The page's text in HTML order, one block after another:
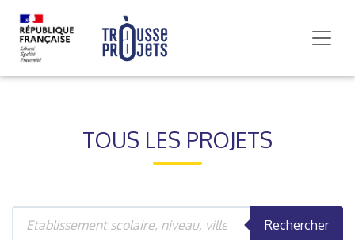
TOUS LES PROJETS
Rechercher